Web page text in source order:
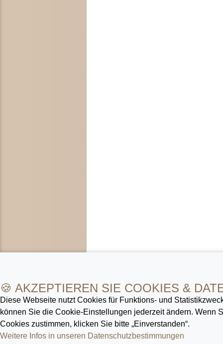
🍪 AKZEPTIEREN SIE COOKIES &
Diese Webseite nutzt Cookies für Funktions- und
können Sie die Cookie-Ein­stellungen jederzeit ändern. Wenn
Cookies zustimmen, klicken Sie bitte „Einverstanden“.
Weitere Infos in unseren Datenschutz­bestimmungen